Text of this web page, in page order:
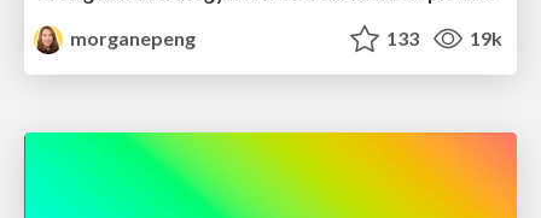
morganepeng
133 19k